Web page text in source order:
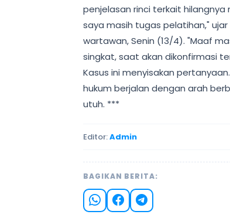
penjelasan rinci terkait hilangnya
saya masih tugas pelatihan," ujar
wartawan, Senin (13/4). "Maaf
singkat, saat akan dikonfirmasi
Kasus ini menyisakan
hukum berjalan dengan arah
utuh. ***
Editor:Admin
BAGIKAN BERITA: